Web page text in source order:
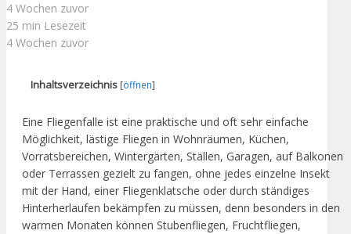
4 Wochen zuvor
25 min Lesezeit
4 Wochen zuvor
Inhaltsverzeichnis [öffnen]
Eine Fliegenfalle ist eine praktische und oft sehr einfache
Möglichkeit, lästige Fliegen in Wohnräumen, Küchen,
Vorratsbereichen, Wintergärten, Ställen, Garagen, auf Balkonen
oder Terrassen gezielt zu fangen, ohne jedes einzelne Insekt
mit der Hand, einer Fliegenklatsche oder durch ständiges
Hinterherlaufen bekämpfen zu müssen, denn besonders in den
warmen Monaten können Stubenfliegen, Fruchtfliegen,